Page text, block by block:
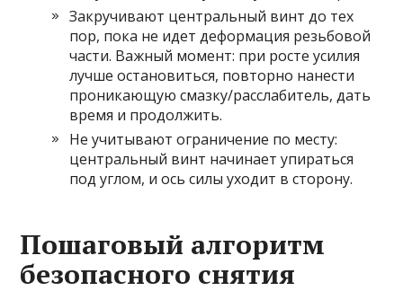
Закручивают центральный винт до тех
пор, пока не идет деформация резьбовой
части. Важный момент: при росте усилия
лучше остановиться, повторно нанести
проникающую смазку/расслабитель, дать
время и продолжить.
Не учитывают ограничение по месту:
центральный винт начинает упираться
под углом, и ось силы уходит в сторону.
Пошаговый алгоритм
безопасного снятия